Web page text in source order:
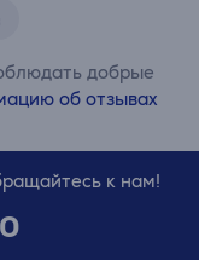
добрые
об отзывах
к нам!